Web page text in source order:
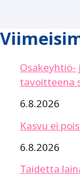
Osakeyhtiö-
tavoitteena
6.8.2026
Kasvu ei
6.8.2026
Taidetta